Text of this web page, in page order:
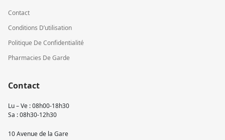
Contact
Conditions D’utilisation
Politique De Confidentialité
Pharmacies De Garde
Contact
Lu – Ve : 08h00-18h30
Sa : 08h30-12h30
10 Avenue de la Gare